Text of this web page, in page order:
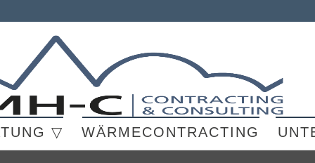
▽ WÄRMECONTRACTING